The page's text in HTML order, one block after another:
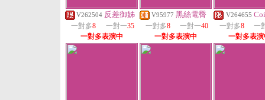
V262504 反差御姊
一對多8 一對一35
一對多表演中
V95977 黑絲電臀
一對多8 一對一40
一對多表演中
V264655
一對多8
一
一對多表